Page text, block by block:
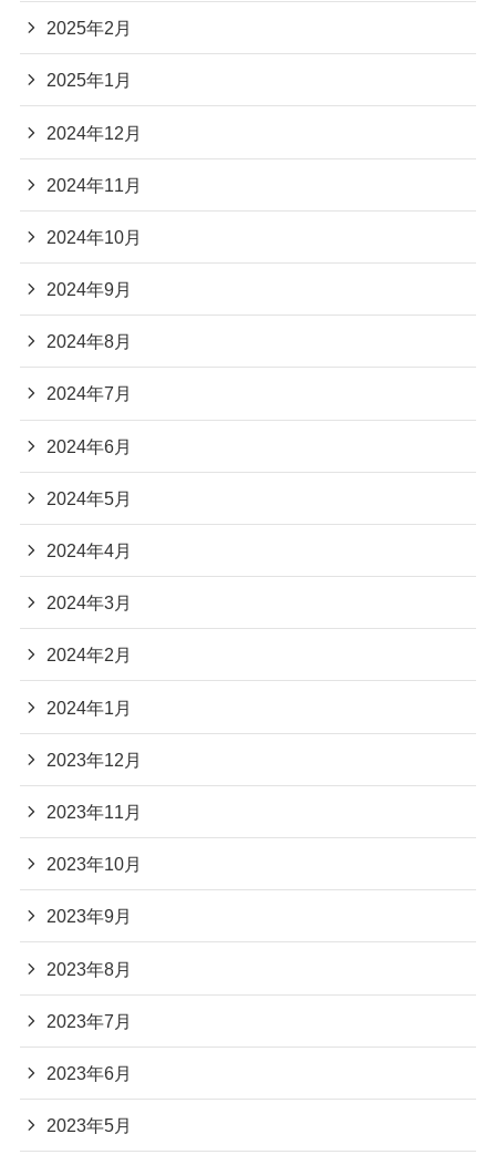
2025年2月
2025年1月
2024年12月
2024年11月
2024年10月
2024年9月
2024年8月
2024年7月
2024年6月
2024年5月
2024年4月
2024年3月
2024年2月
2024年1月
2023年12月
2023年11月
2023年10月
2023年9月
2023年8月
2023年7月
2023年6月
2023年5月